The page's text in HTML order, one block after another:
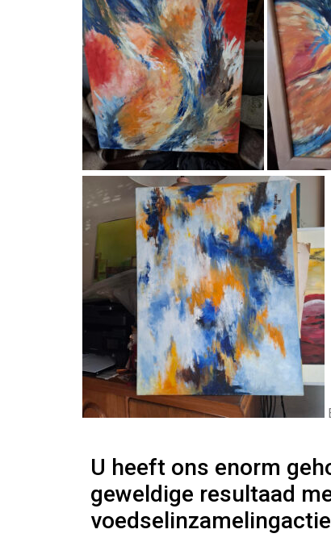
U heeft ons enorm
geweldige resultaad